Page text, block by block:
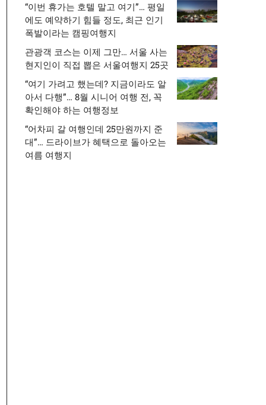
“이번 휴가는 호텔 말고 여기”… 평일
에도 예약하기 힘들 정도, 최근 인기
폭발이라는 캠핑여행지
관광객 코스는 이제 그만… 서울 사는
현지인이 직접 뽑은 서울여행지 25곳
“여기 가려고 했는데? 지금이라도 알
아서 다행”… 8월 시니어 여행 전, 꼭
확인해야 하는 여행정보
“어차피 갈 여행인데 25만원까지 준
대”… 드라이브가 혜택으로 돌아오는
여름 여행지